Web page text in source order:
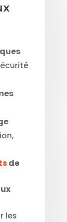
de
les